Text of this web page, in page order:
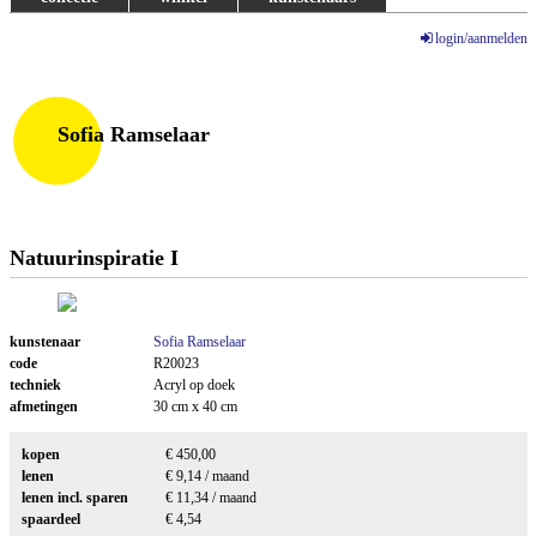
login/aanmelden
Sofia Ramselaar
Natuurinspiratie I
kunstenaar
Sofia Ramselaar
code
R20023
techniek
Acryl op doek
afmetingen
30 cm x 40 cm
kopen
€ 450,00
lenen
€ 9,14 / maand
lenen incl. sparen
€ 11,34 / maand
spaardeel
€ 4,54